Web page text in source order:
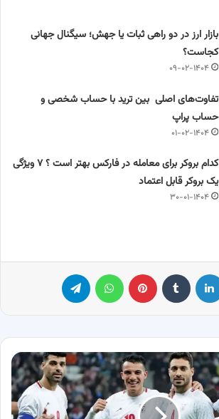
بازار ارز در دو راهی ثبات یا جهش؛ سیگنال جهانی
کجاست؟
۰۹-۰۲-۱۴۰۴
تفاوت‌های اصلی بین ترید با حساب شخصی و
حساب پراپ
۰۱-۰۲-۱۴۰۴
کدام بروکر برای معامله در فارکس بهتر است ؟ ۷ ویژگی
یک بروکر قابل اعتماد
۳۰-۰۱-۱۴۰۴
لینکدین ‫تامبلر پینترست